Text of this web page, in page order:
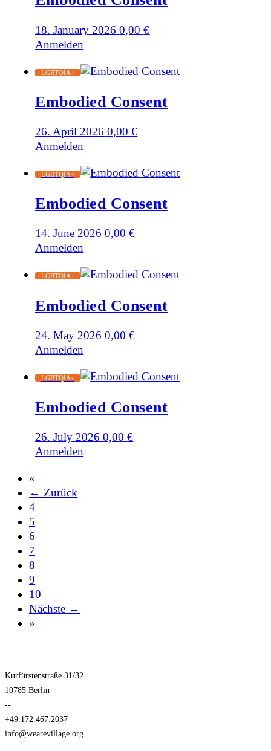
18. January 2026 0,00€
Anmelden
LGBTQIA+
Embodied Consent
26. April 2026 0,00€
Anmelden
LGBTQIA+
Embodied Consent
14. June 2026 0,00€
Anmelden
LGBTQIA+
Embodied Consent
24. May 2026 0,00€
Anmelden
LGBTQIA+
Embodied Consent
26. July 2026 0,00€
Anmelden
«
← Zurück
4
5
6
7
8
9
10
Nächste →
»
Kurfürstenstraße 31/32
10785 Berlin
--
+49.172.467.2037
info@wearevillage.org